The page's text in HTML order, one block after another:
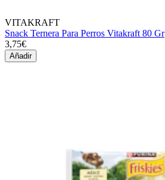
VITAKRAFT
Snack Ternera Para Perros Vitakraft 80 Gr
3,75€
Añadir